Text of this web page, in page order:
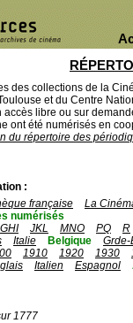
des collections de la
et du Centre
libre ou sur
ont été numérisés en
du répertoire des
:
française La
numérisés
GHI JKL MNO PQ R
Italie Belgique Grde-
1910 1920 1930
Italien Espagnol
1777